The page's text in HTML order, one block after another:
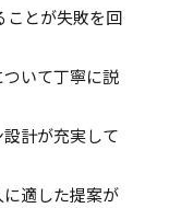
ことが失敗を回
いて丁寧に説
計が充実して
適した提案が